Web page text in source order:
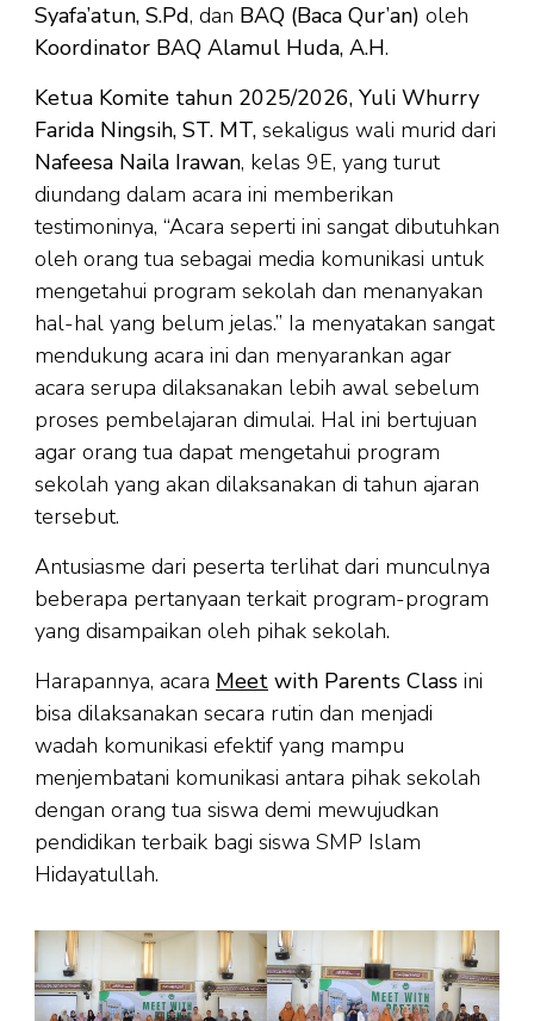
Syafa’atun, S.Pd, dan BAQ (Baca Qur’an) oleh
Koordinator BAQ Alamul Huda, A.H.
Ketua Komite tahun 2025/2026, Yuli Whurry
Farida Ningsih, ST. MT, sekaligus wali murid dari
Nafeesa Naila Irawan, kelas 9E, yang turut
diundang dalam acara ini memberikan
testimoninya, “Acara seperti ini sangat dibutuhkan
oleh orang tua sebagai media komunikasi untuk
mengetahui program sekolah dan menanyakan
hal-hal yang belum jelas.” Ia menyatakan sangat
mendukung acara ini dan menyarankan agar
acara serupa dilaksanakan lebih awal sebelum
proses pembelajaran dimulai. Hal ini bertujuan
agar orang tua dapat mengetahui program
sekolah yang akan dilaksanakan di tahun ajaran
tersebut.
Antusiasme dari peserta terlihat dari munculnya
beberapa pertanyaan terkait program-program
yang disampaikan oleh pihak sekolah.
Harapannya, acara Meet with Parents Class ini
bisa dilaksanakan secara rutin dan menjadi
wadah komunikasi efektif yang mampu
menjembatani komunikasi antara pihak sekolah
dengan orang tua siswa demi mewujudkan
pendidikan terbaik bagi siswa SMP Islam
Hidayatullah.